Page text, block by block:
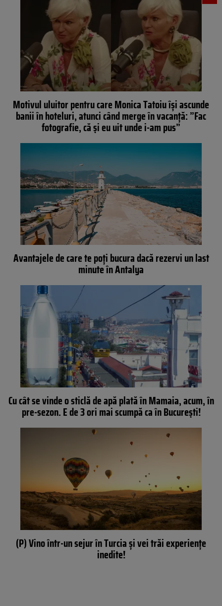
Motivul uluitor pentru care Monica Tatoiu își ascunde
banii în hoteluri, atunci când merge în vacanță: ”Fac
fotografie, că și eu uit unde i-am pus”
Avantajele de care te poți bucura dacă rezervi un last
minute în Antalya
Cu cât se vinde o sticlă de apă plată în Mamaia, acum, în
pre-sezon. E de 3 ori mai scumpă ca în București!
(P) Vino într-un sejur în Turcia și vei trăi experiențe
inedite!